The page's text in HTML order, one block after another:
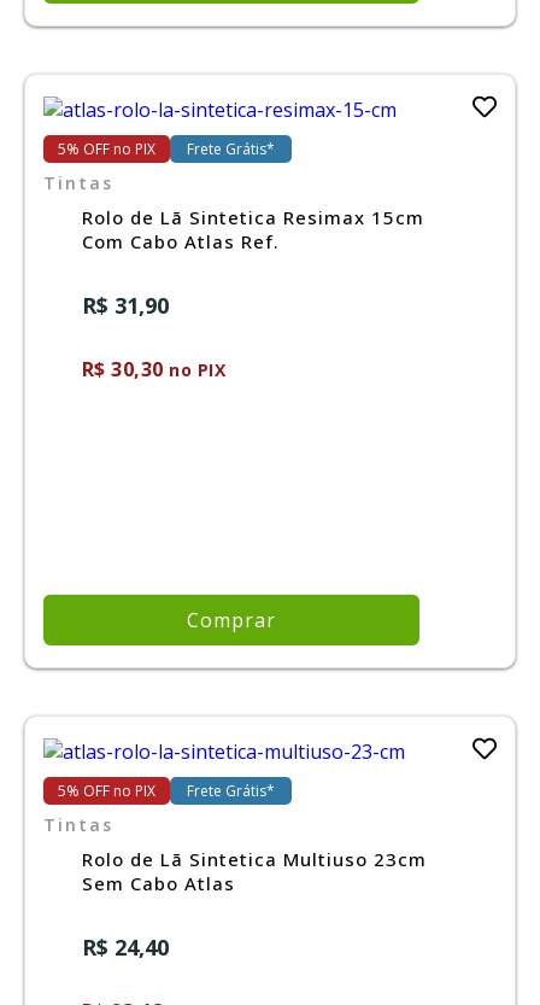
5% OFF no PIX Frete Grátis*
Tintas
Rolo de Lã Sintetica Resimax 15cm
Com Cabo Atlas Ref.
R$ 31,90
R$ 30,30 no PIX
Comprar
5% OFF no PIX Frete Grátis*
Tintas
Rolo de Lã Sintetica Multiuso 23cm
Sem Cabo Atlas
R$ 24,40